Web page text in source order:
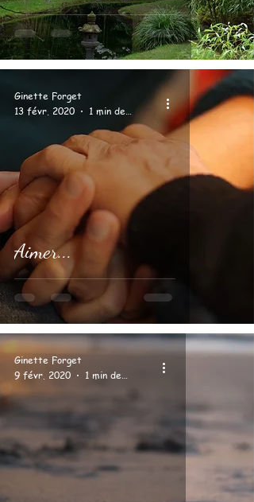
Aimer...
Ginette Forget
13 févr. 2020
1 min de lecture
Ginette Forget
9 févr. 2020
1 min de lecture